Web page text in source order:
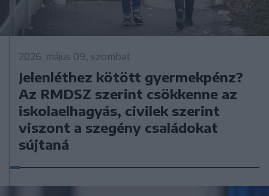
2026. május 09., szombat
Jelenléthez kötött gyermekpénz?
Az RMDSZ szerint csökkenne az
iskolaelhagyás, civilek szerint
viszont a szegény családokat
sújtaná